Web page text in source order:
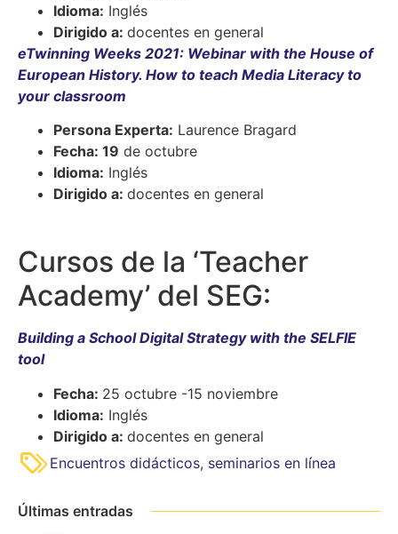
Idioma: Inglés
Dirigido a: docentes en general
eTwinning Weeks 2021: Webinar with the House of
European History. How to teach Media Literacy to
your classroom
Persona Experta: Laurence Bragard
Fecha: 19 de octubre
Idioma: Inglés
Dirigido a: docentes en general
Cursos de la ‘Teacher
Academy’ del SEG:
Building a School Digital Strategy with the SELFIE
tool
Fecha: 25 octubre -15 noviembre
Idioma: Inglés
Dirigido a: docentes en general
Encuentros didácticos, seminarios en línea
Últimas entradas